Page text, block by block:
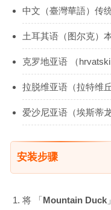
中文（臺灣華語）传
土耳其语（图尔克）
克罗地亚语 （
拉脱维亚语（拉特维
爱沙尼亚语（埃斯蒂
安装步骤
将 「Mountain Duck